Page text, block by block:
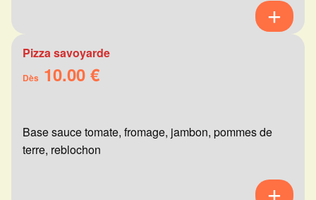
Pizza savoyarde
Dès 10.00 €
Base sauce tomate, fromage, jambon, pommes de
terre, reblochon